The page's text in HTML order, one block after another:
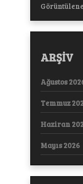
ARŞİV
Ağustos
Temmuz
Haziran
Mayıs 2026